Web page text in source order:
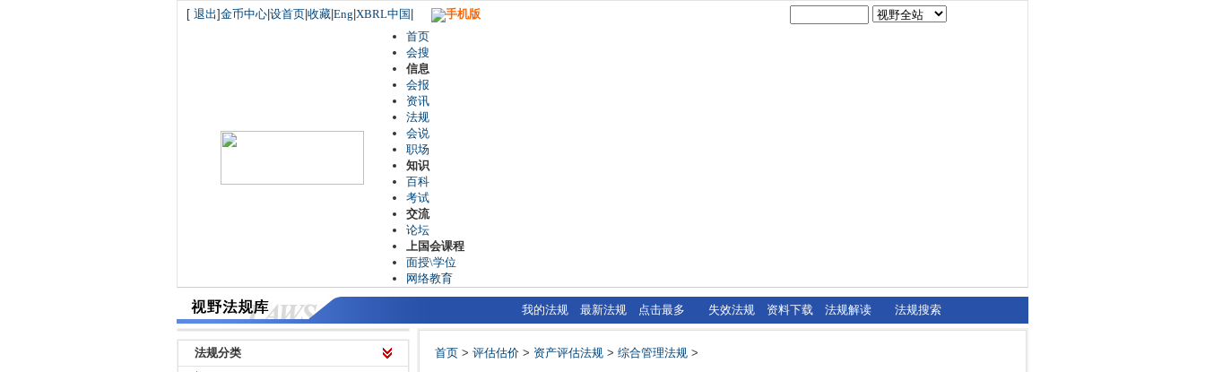
[ 退出]金币中心 设首页 收藏 Eng XBRL中国
手机版
首页
会搜
信息
会报
资讯
法规
会说
职场
知识
百科
考试
交流
论坛
上国会课程
面授\学位
网络教育
我的法规 最新法规 点击最多 失效法规 资料下载 法规解读 法规搜索
法规分类 首页 > 评估估价 > 资产评估法规 > 综合管理法规 >